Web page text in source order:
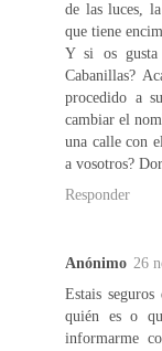
de las luces,
que tiene
Y si os gusta
Cabanillas?
procedido a
cambiar el
una calle con
a vosotros?
Responder
Anónimo 26
Estais
quién es o
informarme